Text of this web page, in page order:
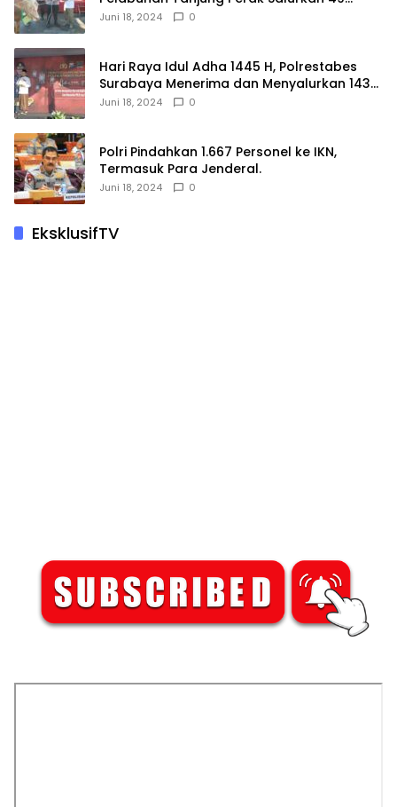
Hewan Korban.
Juni 18, 2024 0
Hari Raya Idul Adha 1445 H, Polrestabes
Surabaya Menerima dan Menyalurkan 143
Hewan Kurban
Juni 18, 2024 0
Polri Pindahkan 1.667 Personel ke IKN,
Termasuk Para Jenderal.
Juni 18, 2024 0
EksklusifTV